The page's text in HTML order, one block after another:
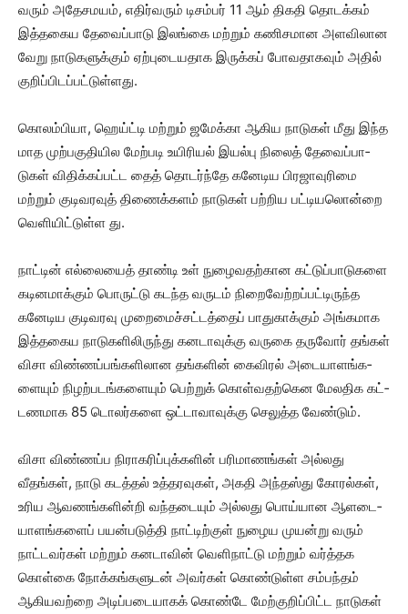
வரும் அதே­ச­மயம், எதிர்­வரும் டிசம்பர் 11 ஆம் திகதி தொடக்கம்
இத்­த­கைய தேவைப்பாடு இலங்கை மற்றும் கணி­ச­மான அள­வி­லான
வேறு நாடு­க­ளுக்கும் ஏற்­பு­டை­ய­தாக இருக்கப் போவ­தா­கவும் அதில்
குறிப்­பி­டப்­பட்­டுள்­ளது.
கொலம்­பியா, ஹெய்ட்டி மற்றும் ஜமேக்கா ஆகிய நாடுகள் மீது இந்த
மாத முற்­ப­கு­தி­யில மேற்­படி உயி­ரியல் இயல்பு நிலைத் தேவைப்­பா­
டுகள் விதிக்­கப்­பட்­ட தைத் தொடர்ந்தே கனே­டிய பிர­ஜா­வு­ரிமை
மற்றும் குடி­வ­ரவுத் திணைக்­களம் நாடுகள் பற்­றிய பட்­டி­ய­லொன்றை
வெளி­யிட்­டுள்­ள து.
நாட்டின் எல்­லையைத் தாண்டி உள் நுழை­வ­தற்­கான கட்­டுப்­பா­டு­களை
கடி­ன­மாக்கும் பொருட்டு கடந்த வருடம் நிறை­வேற்­றப்­பட்­டி­ருந்த
கனே­டிய குடி­வ­ரவு முறை­மைச்­சட்­டத்தைப் பாது­காக்கும் அங்­க­மாக
இத்­த­கைய நாடு­க­ளி­லி­ருந்து கன­டா­வுக்கு வருகை தருவோர் தங்கள்
விசா விண்­ணப்­பங்­க­ளி­லான தங்­களின் கைவிரல் அடை­யா­ளங்­க­
ளையும் நிழற்­ப­டங்­க­ளையும் பெற்றுக் கொள்­வ­தற்­கென மேல­திக கட்­
ட­ண­மாக 85 டொலர்­களை ஒட்­டா­வா­வுக்கு செலுத்த வேண்டும்.
விசா விண்­ணப்ப நிரா­க­ரிப்­புக்­களின் பரி­மா­ணங்கள் அல்­லது
வீதங்கள், நாடு கடத்தல் உத்­த­ர­வுகள், அகதி அந்­தஸ்து கோரல்கள்,
உரிய ஆவ­ணங்­க­ளின்றி வந்­த­டையும் அல்­லது பொய்­யான ஆள­டை­
யா­ளங்­களைப் பயன்­ப­டுத்தி நாட்­டிற்குள் நுழைய முயன்று வரும்
நாட்­ட­வர்கள் மற்றும் கன­டாவின் வெளி­நாட்டு மற்றும் வர்த்­தக
கொள்கை நோக்­கங்­க­ளுடன் அவர்கள் கொண்­டுள்ள சம்­பந்தம்
ஆகி­ய­வற்றை அடிப்­ப­டை­யாகக் கொண்டே மேற்­கு­றிப்­பிட்ட நாடுகள்